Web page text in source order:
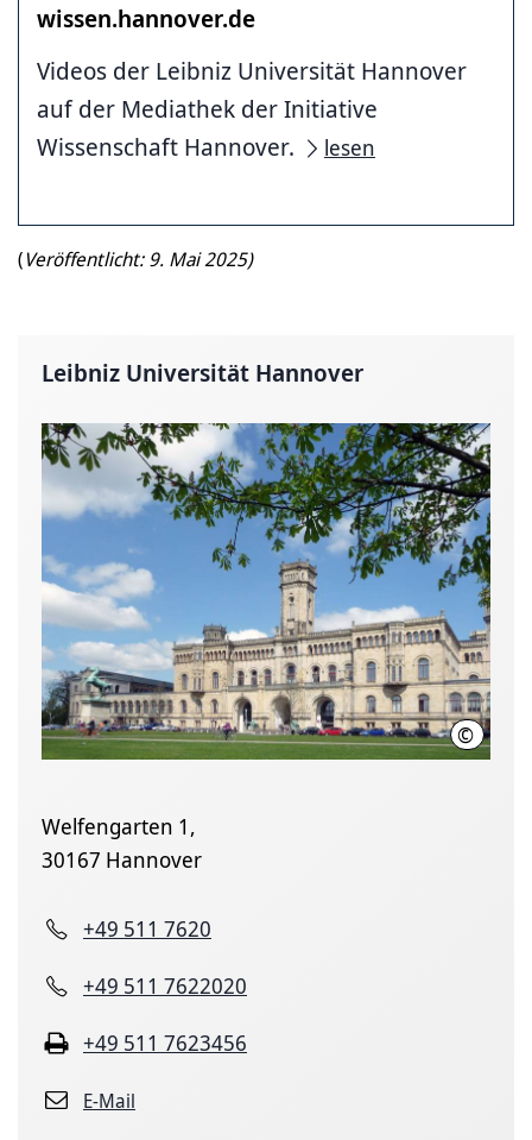
wissen.hannover.de
Videos der Leibniz Universität Hannover
auf der Mediathek der Initiative
Wissenschaft Hannover.
lesen
(Veröffentlicht: 9. Mai 2025)
Leibniz Universität Hannover
© Leibniz
Welfengarten 1,
30167 Hannover
+49 511 7620
+49 511 7622020
+49 511 7623456
E-Mail